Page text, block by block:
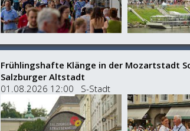
Frühlingshafte Klänge in der Mozartstadt
Salzburger Altstadt
01.08.2026 12:00 S-Stadt